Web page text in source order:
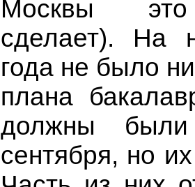
Москвы это
сделает). На
года не было
плана
должны
сентября, но